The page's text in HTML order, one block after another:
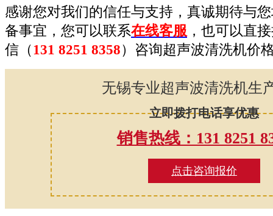
感谢您对我们的信任与支持，真诚期待与
备事宜，您可以联系在线客服 ，也可以直
信（131 8251 8358）咨询超声波清洗机价
无锡专业超声波清洗机生
立即拨打电话享优惠
销售热线：131 8251
点击咨询报价